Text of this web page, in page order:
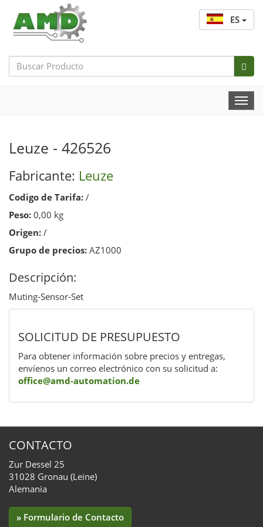
ES
Search
Bar
Leuze - 426526
Fabricante: Leuze
Codigo de Tarifa: /
Peso: 0,00 kg
Origen: /
Grupo de precios: AZ1000
Descripción:
Muting-Sensor-Set
SOLICITUD DE PRESUPUESTO
Para obtener información sobre precios y entregas,
envíenos un correo electrónico con su solicitud a:
office@amd-automation.de
CONTACTO
Zur Dessel 25
31028 Gronau (Leine)
Alemania
» Formulario de Contacto